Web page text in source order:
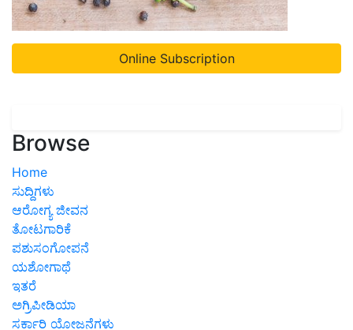
Online Subscription
Browse
Home
ಸುದ್ದಿಗಳು
ಆರೋಗ್ಯ ಜೀವನ
ತೋಟಗಾರಿಕೆ
ಪಶುಸಂಗೋಪನೆ
ಯಶೋಗಾಥೆ
ಇತರೆ
ಅಗ್ರಿಪೀಡಿಯಾ
ಸರ್ಕಾರಿ ಯೋಜನೆಗಳು